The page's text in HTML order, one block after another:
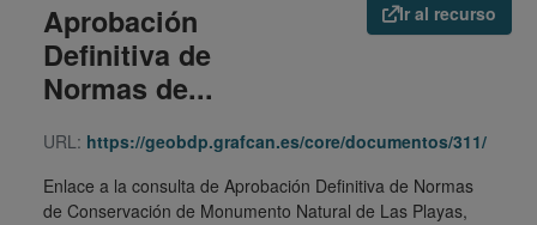
Ir al recurso
Aprobación
Definitiva de
Normas de...
URL: https://geobdp.grafcan.es/core/documentos/311/
Enlace a la consulta de Aprobación Definitiva de Normas
de Conservación de Monumento Natural de Las Playas,